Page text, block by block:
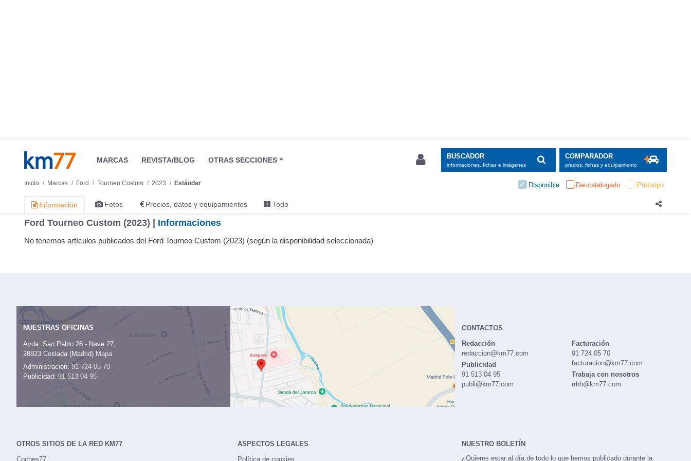
MARCAS REVISTA/BLOG OTRAS SECCIONES BUSCADOR
informaciones, fichas e imágenes
COMPARADOR
precios, fichas y equipamiento
Inicio Marcas Ford Tourneo Custom 2023 Estándar Disponible Descatalogado Prototipo
Información Fotos Precios, datos y equipamientos Todo
Ford Tourneo Custom (2023) | Informaciones
No tenemos artículos publicados del Ford Tourneo Custom (2023) (según la disponibilidad seleccionada)
NUESTRAS OFICINAS
Avda. San Pablo 28 - Nave 27,
28823 Coslada (Madrid) Mapa
Administración:91 724 05 70
Publicidad: 91 513 04 95
CONTACTOS
Redacción
redaccion@km77.com
Publicidad
91 513 04 95
publi@km77.com
Facturación
91 724 05 70
facturacion@km77.com
Trabaja con nosotros
rrhh@km77.com
OTROS SITIOS DE LA RED KM77
Coches77
ASPECTOS LEGALES
Política de cookies
NUESTRO BOLETÍN
¿Quieres estar al día de todo lo que hemos publicado durante la